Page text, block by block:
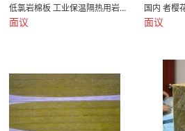
低氯岩棉板 工业保温隔热用岩棉 工业保温岩棉...
面议
国内 者樱
面议